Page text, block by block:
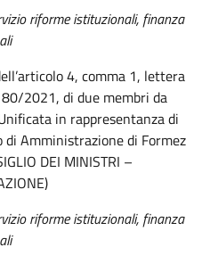
riforme istituzionali, finanza
4, comma 1, lettera
2021, di due membri da
in rappresentanza di
di Amministrazione di Formez
DEI MINISTRI –
riforme istituzionali, finanza